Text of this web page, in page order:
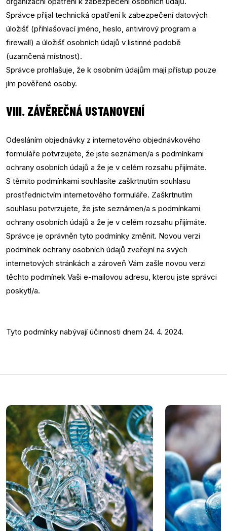
Správce přijal technická opatření k zabezpečení datových
úložišť (přihlašovací jméno, heslo, antivirový program a
firewall) a úložišť osobních údajů v listinné podobě
(uzamčená místnost).
Správce prohlašuje, že k osobním údajům mají přístup pouze
jím pověřené osoby.
VIII. ZÁVĚREČNÁ USTANOVENÍ
Odesláním objednávky z internetového objednávkového
formuláře potvrzujete, že jste seznámen/a s podmínkami
ochrany osobních údajů a že je v celém rozsahu přijímáte.
S těmito podmínkami souhlasíte zaškrtnutím souhlasu
prostřednictvím internetového formuláře. Zaškrtnutím
souhlasu potvrzujete, že jste seznámen/a s podmínkami
ochrany osobních údajů a že je v celém rozsahu přijímáte.
Správce je oprávněn tyto podmínky změnit. Novou verzi
podmínek ochrany osobních údajů zveřejní na svých
internetových stránkách a zároveň Vám zašle novou verzi
těchto podmínek Vaši e-mailovou adresu, kterou jste správci
poskytl/a.
Tyto podmínky nabývají účinnosti dnem 24. 4. 2024.